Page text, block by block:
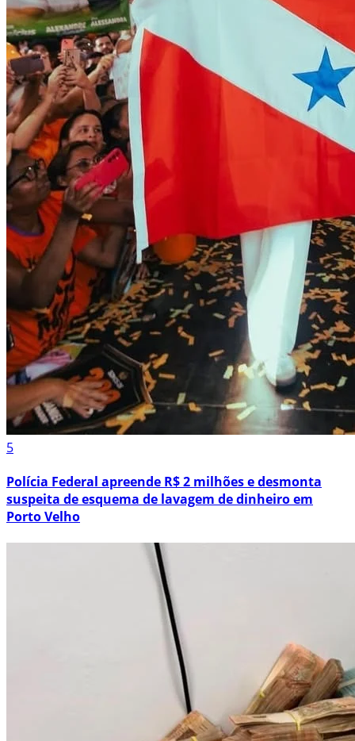
5
Polícia Federal apreende R$ 2 milhões e desmonta
suspeita de esquema de lavagem de dinheiro em
Porto Velho